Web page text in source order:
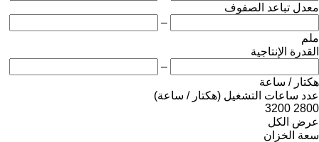
معدل تباعد الصفوف
–
ملم
القدرة الإنتاجية
–
هكتار / ساعة
عدد ساعات التشغيل (هكتار / ساعة)
2800
3200
عرض الكل
سعة الخزان